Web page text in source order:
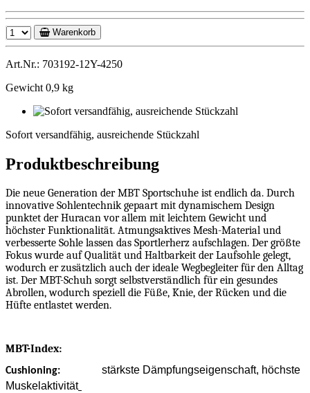
Warenkorb
Art.Nr.: 703192-12Y-4250
Gewicht 0,9 kg
Sofort versandfähig, ausreichende Stückzahl
Produktbeschreibung
Die neue Generation der MBT Sportschuhe ist endlich da. Durch
innovative Sohlentechnik gepaart mit dynamischem Design
punktet der Huracan vor allem mit leichtem Gewicht und
höchster Funktionalität. Atmungsaktives Mesh-Material und
verbesserte Sohle lassen das Sportlerherz aufschlagen. Der größte
Fokus wurde auf Qualität und Haltbarkeit der Laufsohle gelegt,
wodurch er zusätzlich auch der ideale Wegbegleiter für den Alltag
ist. Der MBT-Schuh sorgt selbstverständlich für ein gesundes
Abrollen, wodurch speziell die Füße, Knie, der Rücken und die
Hüfte entlastet werden.
MBT-Index:
Cushioning:
stärkste Dämpfungseigenschaft, höchste
Muskelaktivität